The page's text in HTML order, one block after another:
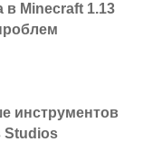
в Minecraft 1.13
инструментов
Studios